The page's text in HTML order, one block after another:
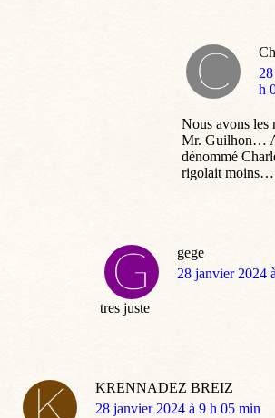
dit
:h
Nous avons les
Mr. Guilhon…
dénommé
rigolait moins…
gege
dit
28 janvier 2024
tres juste
KRENNADEZ BREIZ
dit
28 janvier 2024 à 9 h 05 min